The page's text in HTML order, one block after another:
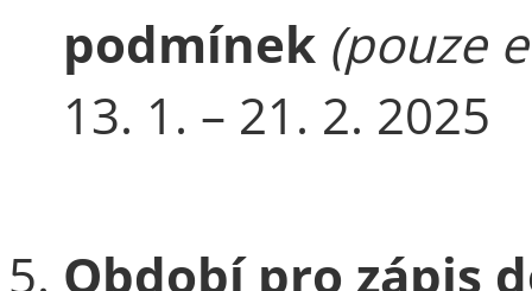
podmínek (pouze
13. 1. – 21. 2. 2025
Období pro zápis